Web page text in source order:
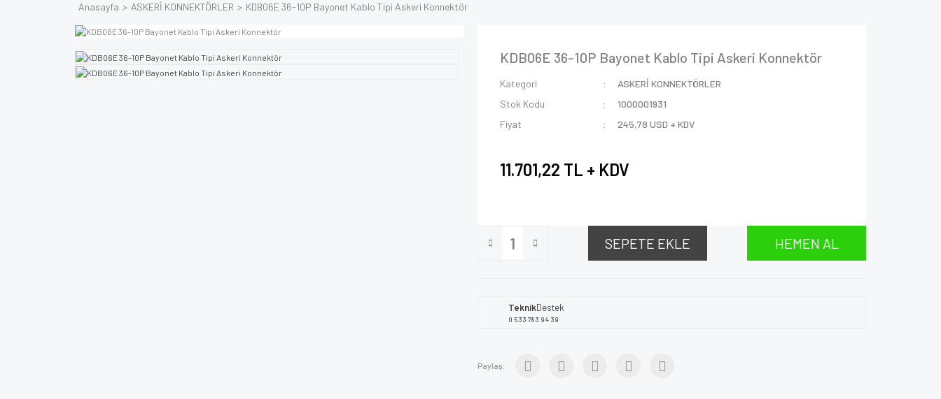
Anasayfa ASKERİ KONNEKTÖRLER KDB06E 36-10P Bayonet Kablo Tipi Askeri Konnektör
KDB06E 36-10P Bayonet Kablo Tipi Askeri Konnektör
Kategori
ASKERİ KONNEKTÖRLER
Stok Kodu
1000001931
Fiyat
245,78 USD + KDV
11.701,22 TL + KDV
SEPETE EKLE HEMEN AL
TeknikDestek
0 533 783 94 39
Paylaş: